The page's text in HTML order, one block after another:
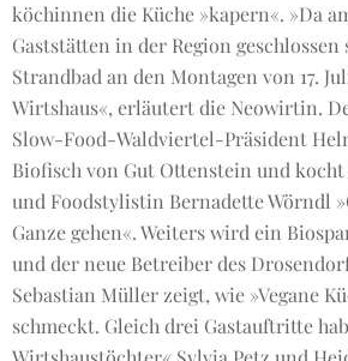
köchinnen die Küche »kapern«. »Da
Gaststätten in der Region
Strandbad an den Montagen von 17.
Wirtshaus«, erläutert die Neowirtin.
Slow-Food-Waldviertel-Präsident
Biofisch von Gut Ottenstein und
und Foodstylistin Bernadette Wörndl
Ganze gehen«. Weiters wird ein
und der neue Betreiber des
Sebastian Müller zeigt, wie »Vegane
schmeckt. Gleich drei Gastauftritte